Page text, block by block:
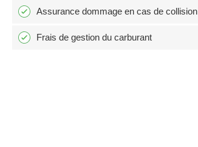
Assurance dommage en cas de collision
Frais de gestion du carburant